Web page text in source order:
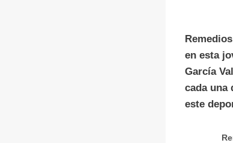
en esta
García
cada una
este